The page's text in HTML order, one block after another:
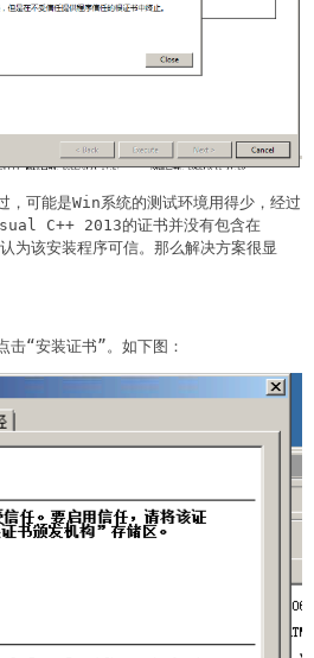
，可能是Win系统的测试环境用得少，经过
C++ 2013的证书并没有包含在
为该安装程序可信。那么解决方案很显
击“安装证书”。如下图：